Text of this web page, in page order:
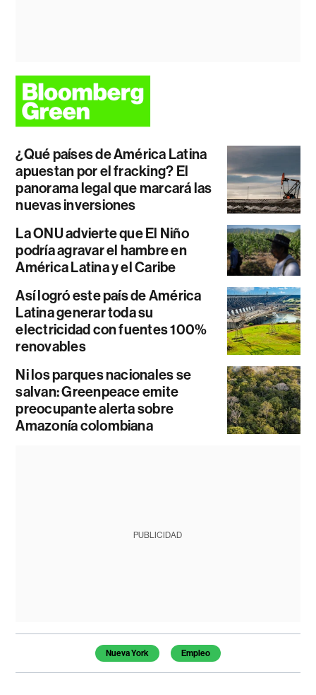
¿Qué países de América Latina
apuestan por el fracking? El
panorama legal que marcará las
nuevas inversiones
La ONU advierte que El Niño
podría agravar el hambre en
América Latina y el Caribe
Así logró este país de América
Latina generar toda su
electricidad con fuentes 100%
renovables
Ni los parques nacionales se
salvan: Greenpeace emite
preocupante alerta sobre
Amazonía colombiana
PUBLICIDAD
Temas de este artículo
Nueva York Empleo